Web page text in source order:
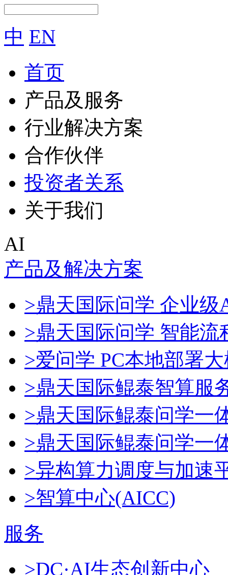
中 EN
首页
产品及服务
行业解决方案
合作伙伴
投资者关系
关于我们
AI
产品及解决方案
>鼎天国际问学 企业级
>鼎天国际问学 智能流
>爱问学 PC本地部署
>鼎天国际鲲泰智算服
>鼎天国际鲲泰问学一
>鼎天国际鲲泰问学一
>异构算力调度与加速
>智算中心(AICC)
服务
>DC·AI生态创新中心